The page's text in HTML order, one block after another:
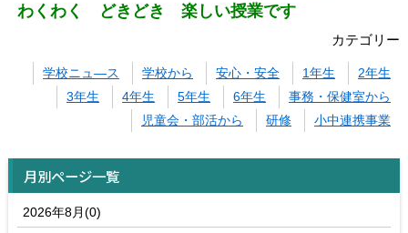
わくわく どきどき 楽しい授業です
カテゴリー
学校ニュ―ス 学校から 安心・安全 1年生
2年生
3年生
4年生 5年生 6年生
事務・保健室から
児童会・部活から
研修 小中連携事業
月別ページ一覧
2026年8月(0)